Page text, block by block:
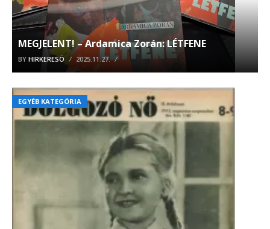
MEGJELENT! – Ardamica Zorán: LÉTFENE
BY HIRKERESÖ 2025.11.27.
EGYÉB KATEGÓRIA